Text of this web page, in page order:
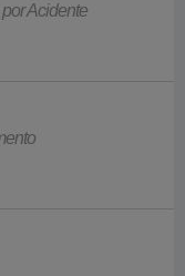
Acidente